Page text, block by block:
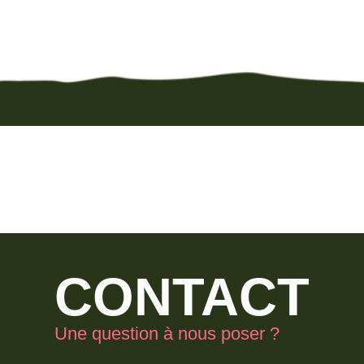
CONTACT
Une question à nous poser ?